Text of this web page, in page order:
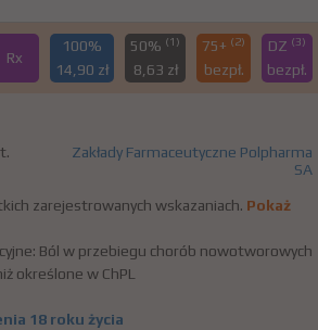
Rx
100%
14,90 zł
50% (1)
8,63 zł
75+ (2)
bezpł.
DZ (3)
bezpł.
Zakłady Farmaceutyczne Polpharma
SA
zarejestrowanych wskazaniach. Pokaż
Ból w przebiegu chorób nowotworowych
określone w ChPL
18 roku życia